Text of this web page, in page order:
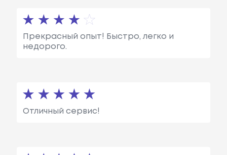
Прекрасный опыт! Быстро, легко и
недорого.
Отличный сервис!